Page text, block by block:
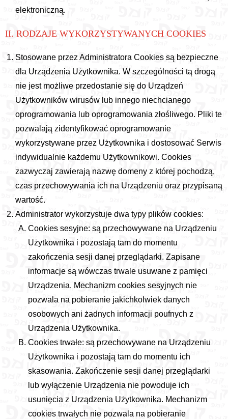
elektroniczną.
II. RODZAJE WYKORZYSTYWANYCH COOKIES
Stosowane przez Administratora Cookies są bezpieczne
dla Urządzenia Użytkownika. W szczególności tą drogą
nie jest możliwe przedostanie się do Urządzeń
Użytkowników wirusów lub innego niechcianego
oprogramowania lub oprogramowania złośliwego. Pliki te
pozwalają zidentyfikować oprogramowanie
wykorzystywane przez Użytkownika i dostosować Serwis
indywidualnie każdemu Użytkownikowi. Cookies
zazwyczaj zawierają nazwę domeny z której pochodzą,
czas przechowywania ich na Urządzeniu oraz przypisaną
wartość.
Administrator wykorzystuje dwa typy plików cookies:
Cookies sesyjne: są przechowywane na Urządzeniu
Użytkownika i pozostają tam do momentu
zakończenia sesji danej przeglądarki. Zapisane
informacje są wówczas trwale usuwane z pamięci
Urządzenia. Mechanizm cookies sesyjnych nie
pozwala na pobieranie jakichkolwiek danych
osobowych ani żadnych informacji poufnych z
Urządzenia Użytkownika.
Cookies trwałe: są przechowywane na Urządzeniu
Użytkownika i pozostają tam do momentu ich
skasowania. Zakończenie sesji danej przeglądarki
lub wyłączenie Urządzenia nie powoduje ich
usunięcia z Urządzenia Użytkownika. Mechanizm
cookies trwałych nie pozwala na pobieranie